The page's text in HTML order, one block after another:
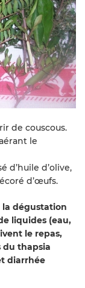
de couscous.
le
d’huile d’olive,
d’œufs.
la dégustation
liquides (eau,
le repas,
du thapsia
diarrhée